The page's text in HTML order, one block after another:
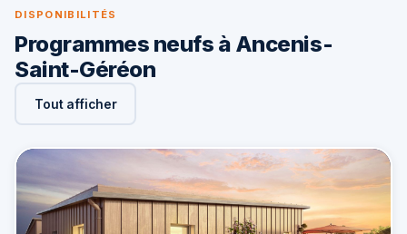
DISPONIBILITÉS
Programmes neufs à Ancenis-
Saint-Géréon
Tout afficher